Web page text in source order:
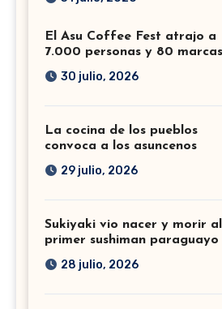
El Asu Coffee Fest atrajo a
7.000 personas y 80 marcas
30 julio, 2026
La cocina de los pueblos
convoca a los asuncenos
29 julio, 2026
Sukiyaki vio nacer y morir al
primer sushiman paraguayo
28 julio, 2026